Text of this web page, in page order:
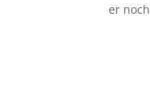
er